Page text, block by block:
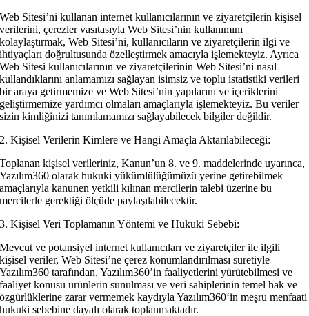
Web Sitesi’ni kullanan internet kullanıcılarının ve ziyaretçilerin kişisel
verilerini, çerezler vasıtasıyla Web Sitesi’nin kullanımını
kolaylaştırmak, Web Sitesi’ni, kullanıcıların ve ziyaretçilerin ilgi ve
ihtiyaçları doğrultusunda özelleştirmek amacıyla işlemekteyiz. Ayrıca
Web Sitesi kullanıcılarının ve ziyaretçilerinin Web Sitesi’ni nasıl
kullandıklarını anlamamızı sağlayan isimsiz ve toplu istatistiki verileri
bir araya getirmemize ve Web Sitesi’nin yapılarını ve içeriklerini
geliştirmemize yardımcı olmaları amaçlarıyla işlemekteyiz. Bu veriler
sizin kimliğinizi tanımlamamızı sağlayabilecek bilgiler değildir.
2. Kişisel Verilerin Kimlere ve Hangi Amaçla Aktarılabileceği:
Toplanan kişisel verileriniz, Kanun’un 8. ve 9. maddelerinde uyarınca,
Yazılım360 olarak hukuki yükümlülüğümüzü yerine getirebilmek
amaçlarıyla kanunen yetkili kılınan mercilerin talebi üzerine bu
mercilerle gerektiği ölçüde paylaşılabilecektir.
3. Kişisel Veri Toplamanın Yöntemi ve Hukuki Sebebi:
Mevcut ve potansiyel internet kullanıcıları ve ziyaretçiler ile ilgili
kişisel veriler, Web Sitesi’ne çerez konumlandırılması suretiyle
Yazılım360 tarafından, Yazılım360’in faaliyetlerini yürütebilmesi ve
faaliyet konusu ürünlerin sunulması ve veri sahiplerinin temel hak ve
özgürlüklerine zarar vermemek kaydıyla Yazılım360‘in meşru menfaati
hukuki sebebine dayalı olarak toplanmaktadır.